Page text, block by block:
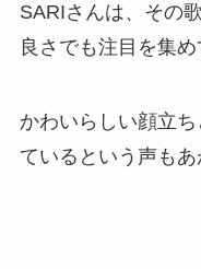
SARIさんは、その
良さでも注目を集め
かわいらしい顔立
ているという声もあ